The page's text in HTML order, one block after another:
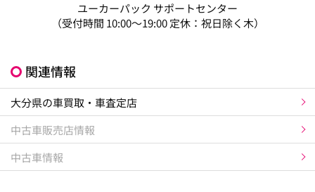
ユーカーパック サポートセンター
（受付時間 10:00～19:00 定休：祝日除く木）
関連情報
大分県の車買取・車査定店
中古車販売店情報
中古車情報